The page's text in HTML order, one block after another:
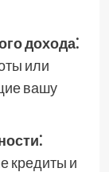
дохода⁚
или
вашу
кредиты и